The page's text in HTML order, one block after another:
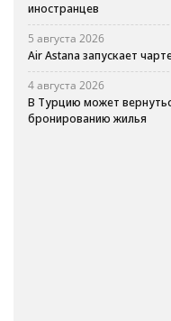
иностранцев
5 августа 2026
Air Astana запускает
4 августа 2026
В Турцию может
бронированию жилья